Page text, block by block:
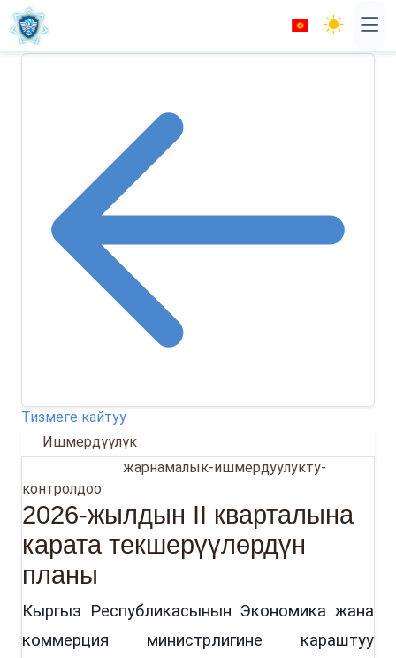
Тизмеге кайтуу
Ишмердүүлүк
жарнамалык-ишмердуулукту-
контролдоо
2026-жылдын II кварталына
карата текшерүүлөрдүн
планы
Кыргыз Республикасынын Экономика жана
коммерция министрлигине караштуу